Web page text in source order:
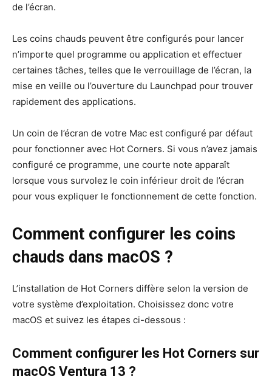
de l’écran.
Les coins chauds peuvent être configurés pour lancer
n’importe quel programme ou application et effectuer
certaines tâches, telles que le verrouillage de l’écran, la
mise en veille ou l’ouverture du Launchpad pour trouver
rapidement des applications.
Un coin de l’écran de votre Mac est configuré par défaut
pour fonctionner avec Hot Corners. Si vous n’avez jamais
configuré ce programme, une courte note apparaît
lorsque vous survolez le coin inférieur droit de l’écran
pour vous expliquer le fonctionnement de cette fonction.
Comment configurer les coins
chauds dans macOS ?
L’installation de Hot Corners diffère selon la version de
votre système d’exploitation. Choisissez donc votre
macOS et suivez les étapes ci-dessous :
Comment configurer les Hot Corners sur
macOS Ventura 13 ?